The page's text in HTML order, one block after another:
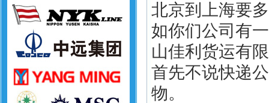
北京到上海要
如你们公司有
山佳利货运有
首先不说快递
物。